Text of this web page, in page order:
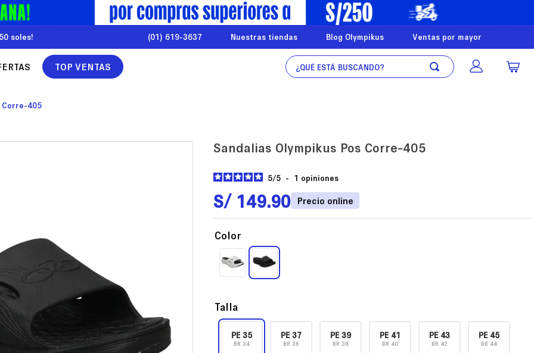
soles! (01) 619-3637 Nuestras tiendas Blog Olympikus Ventas por mayor
TOP VENTAS
¿Qué está buscando?
Corre-405
Sandalias Olympikus Pos Corre-405
5/5 - 1 opiniones
S/ 149.90
Talla
PE35
BR 34
PE37
BR 36
PE39
BR 38
PE 41
BR 40
PE 43
BR 42
PE 45
BR 44
Color